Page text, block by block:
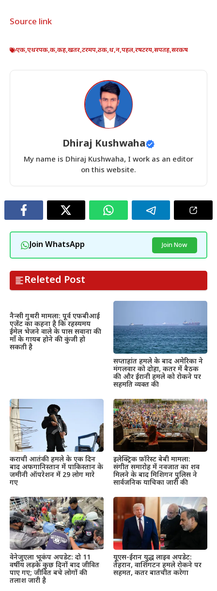
Source link
एक,एथरपक,क,कह,खतर,टरमप,ठक,थ,न,पहल,रषटरय,सपतह,सरकष
Dhiraj Kushwaha
My name is Dhiraj Kushwaha, I work as an editor
on this website.
Join WhatsApp Join Now
Releted Post
नैन्सी गुथरी मामला: पूर्व एफबीआई
एजेंट का कहना है कि रहस्यमय
ईमेल भेजने वाले के पास सवाना की
माँ के गायब होने की कुंजी हो
सकती है
सप्ताहांत हमले के बाद अमेरिका ने
मंगलवार को दोहा, कतर में बैठक
की और ईरानी हमले को रोकने पर
सहमति व्यक्त की
कराची आतंकी हमले के एक दिन
बाद अफगानिस्तान में पाकिस्तान के
जमीनी ऑपरेशन में 29 लोग मारे
गए
इलेक्ट्रिक फ़ॉरेस्ट बेबी मामला:
संगीत समारोह में नवजात का शव
मिलने के बाद मिशिगन पुलिस ने
सार्वजनिक याचिका जारी की
वेनेजुएला भूकंप अपडेट: दो 11
वर्षीय लड़के कुछ दिनों बाद जीवित
पाए गए; जीवित बचे लोगों की
तलाश जारी है
यूएस-ईरान युद्ध लाइव अपडेट:
तेहरान, वाशिंगटन हमले रोकने पर
सहमत, कतर बातचीत करेगा